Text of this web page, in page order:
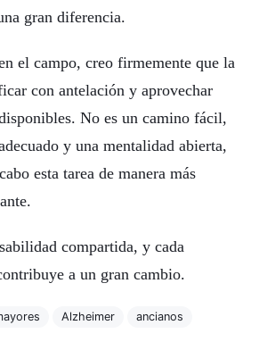
gran diferencia.
el campo, creo firmemente que la
con antelación y aprovechar
No es un camino fácil,
y una mentalidad abierta,
esta tarea de manera más
compartida, y cada
a un gran cambio.
Alzheimer ancianos